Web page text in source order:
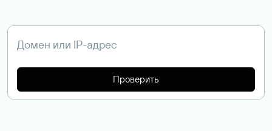
Проверить